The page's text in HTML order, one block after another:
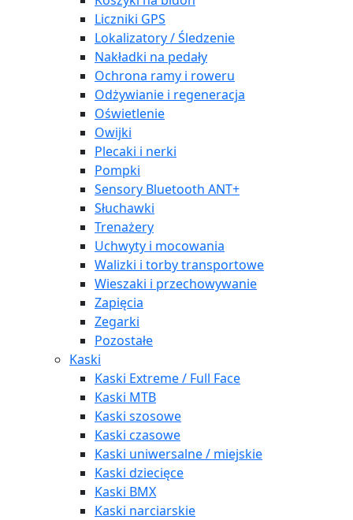
Liczniki GPS
Lokalizatory / Śledzenie
Nakładki na pedały
Ochrona ramy i roweru
Odżywianie i regeneracja
Oświetlenie
Owijki
Plecaki i nerki
Pompki
Sensory Bluetooth ANT+
Słuchawki
Trenażery
Uchwyty i mocowania
Walizki i torby transportowe
Wieszaki i przechowywanie
Zapięcia
Zegarki
Pozostałe
Kaski
Kaski Extreme / Full Face
Kaski MTB
Kaski szosowe
Kaski czasowe
Kaski uniwersalne / miejskie
Kaski dziecięce
Kaski BMX
Kaski narciarskie